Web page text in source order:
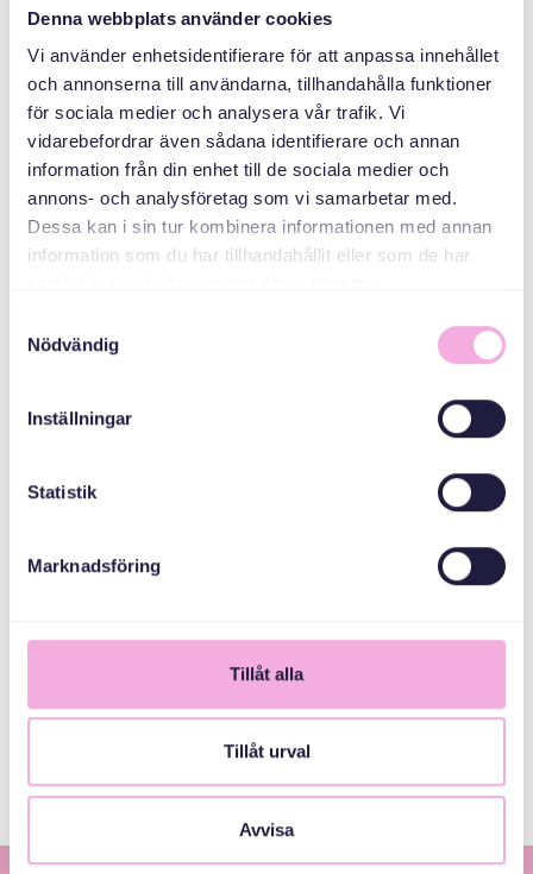
Denna webbplats använder cookies
Vi använder enhetsidentifierare för att anpassa innehållet
och annonserna till användarna, tillhandahålla funktioner
för sociala medier och analysera vår trafik. Vi
vidarebefordrar även sådana identifierare och annan
information från din enhet till de sociala medier och
annons- och analysföretag som vi samarbetar med.
Dessa kan i sin tur kombinera informationen med annan
information som du har tillhandahållit eller som de har
Nödvändig
Inställningar
Statistik
Marknadsföring
Tillåt alla
Tillåt urval
Avvisa
فئات
اجتماعات أولياء
الأمور
ثلاثة أجيال تجتمع
منظم
bokningen@svenskamedbaby.se
Länsstyrelsen
Skåne